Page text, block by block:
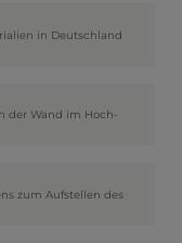
in Deutschland
der Wand im Hoch-
zum Aufstellen des